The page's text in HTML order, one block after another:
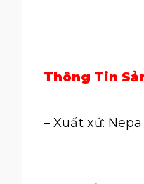
Thông Tin
– Xuất xứ: